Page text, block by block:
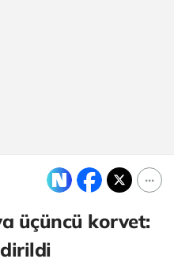
üçüncü korvet: